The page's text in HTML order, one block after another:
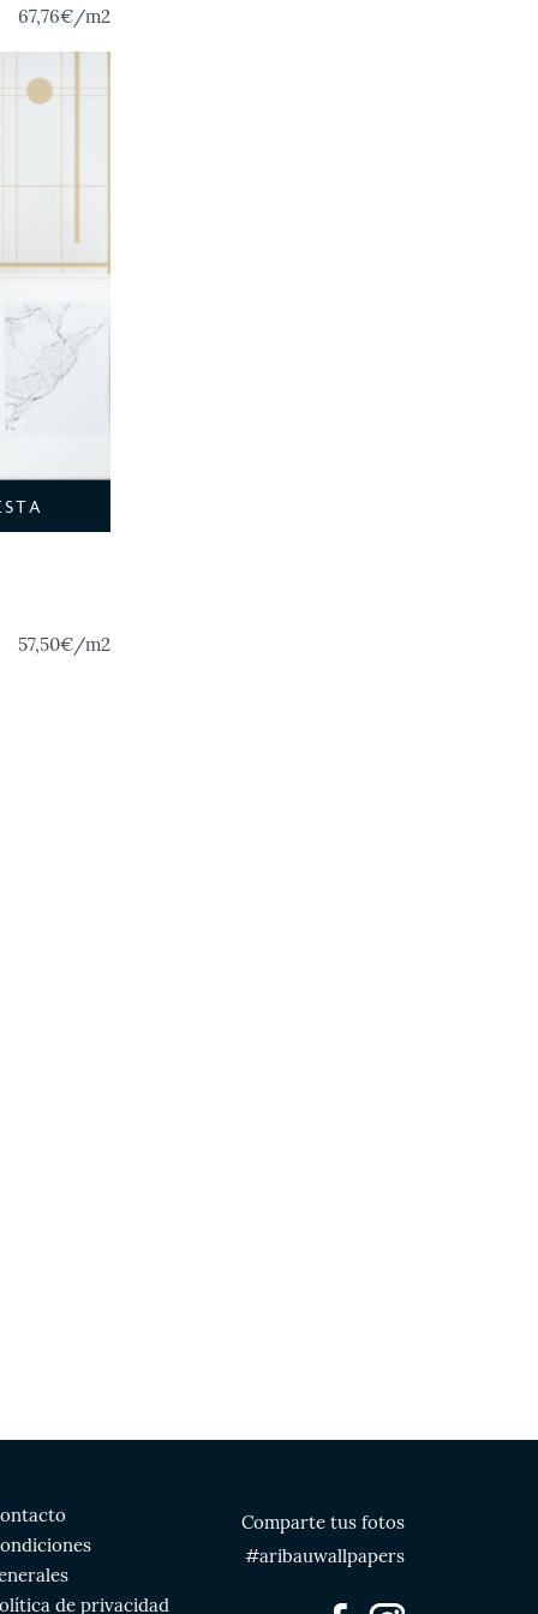
67,76€/m2
57,50€/m2
de privacidad
Comparte tus fotos
#aribauwallpapers